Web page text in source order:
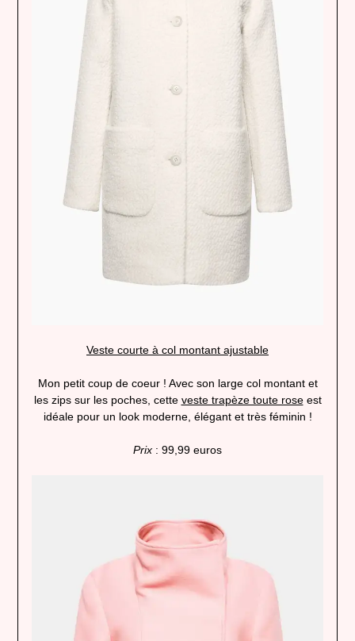
Veste courte à col montant ajustable
Mon petit coup de coeur ! Avec son large col montant et
les zips sur les poches, cette veste trapèze toute roseest
idéale pour un look moderne, élégant et très féminin !
Prix : 99,99 euros